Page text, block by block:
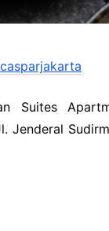
Suites
Jenderal